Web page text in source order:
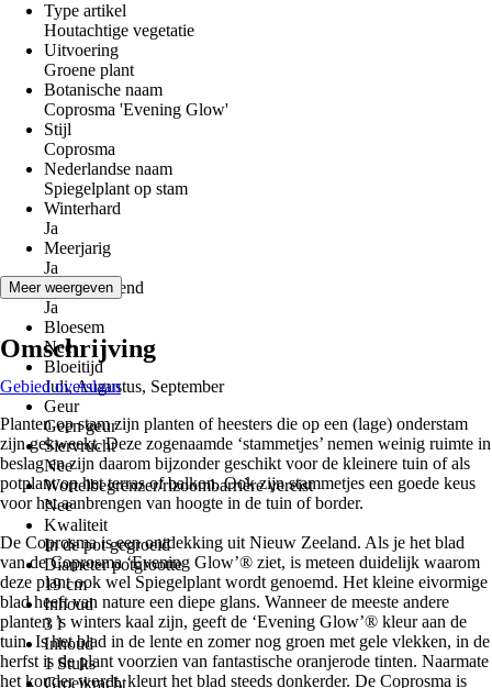
Type artikel
Houtachtige vegetatie
Uitvoering
Groene plant
Botanische naam
Coprosma 'Evening Glow'
Stijl
Coprosma
Nederlandse naam
Spiegelplant op stam
Winterhard
Ja
Meerjarig
Ja
Groenblijvend
Ja
Bloesem
Nee
Bloeitijd
Juli, Augustus, September
Geur
Geen geur
Siervrucht
Nee
Wortelbegrenzer/rizoombarrière vereist
Nee
Kwaliteit
In de pot gegroeid
Diameter potgrootte
19 cm
Inhoud
3 l
Inhoud
1 Stuks
Groeikracht
Meer weergeven
Omschrijving
Gebied overslaan
Planten op stam zijn planten of heesters die op een (lage) onderstam
zijn gekweekt. Deze zogenaamde ‘stammetjes’ nemen weinig ruimte in
beslag en zijn daarom bijzonder geschikt voor de kleinere tuin of als
potplant op het terras of balkon. Ook zijn stammetjes een goede keus
voor het aanbrengen van hoogte in de tuin of border.
De Coprosma is een ontdekking uit Nieuw Zeeland. Als je het blad
van de Coprosma ‘Evening Glow’® ziet, is meteen duidelijk waarom
deze plant ook wel Spiegelplant wordt genoemd. Het kleine eivormige
blad heeft van nature een diepe glans. Wanneer de meeste andere
planten ’s winters kaal zijn, geeft de ‘Evening Glow’® kleur aan de
tuin. Is het blad in de lente en zomer nog groen met gele vlekken, in de
herfst is de plant voorzien van fantastische oranjerode tinten. Naarmate
het kouder wordt, kleurt het blad steeds donkerder. De Coprosma is